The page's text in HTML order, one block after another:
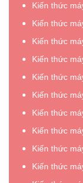
Kiến thức
Kiến thức
Kiến thức
Kiến thức
Kiến thức
Kiến thức
Kiến thức
Kiến thức
Kiến thức
Kiến thức